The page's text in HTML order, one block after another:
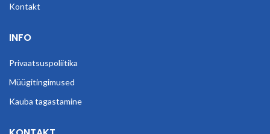
Kontakt
INFO
Privaatsuspoliitika
Müügitingimused
Kauba tagastamine